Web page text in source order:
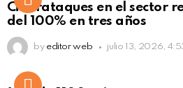
Ciberataques en el sector
del 100% en tres años
by editor web julio 13, 2026,